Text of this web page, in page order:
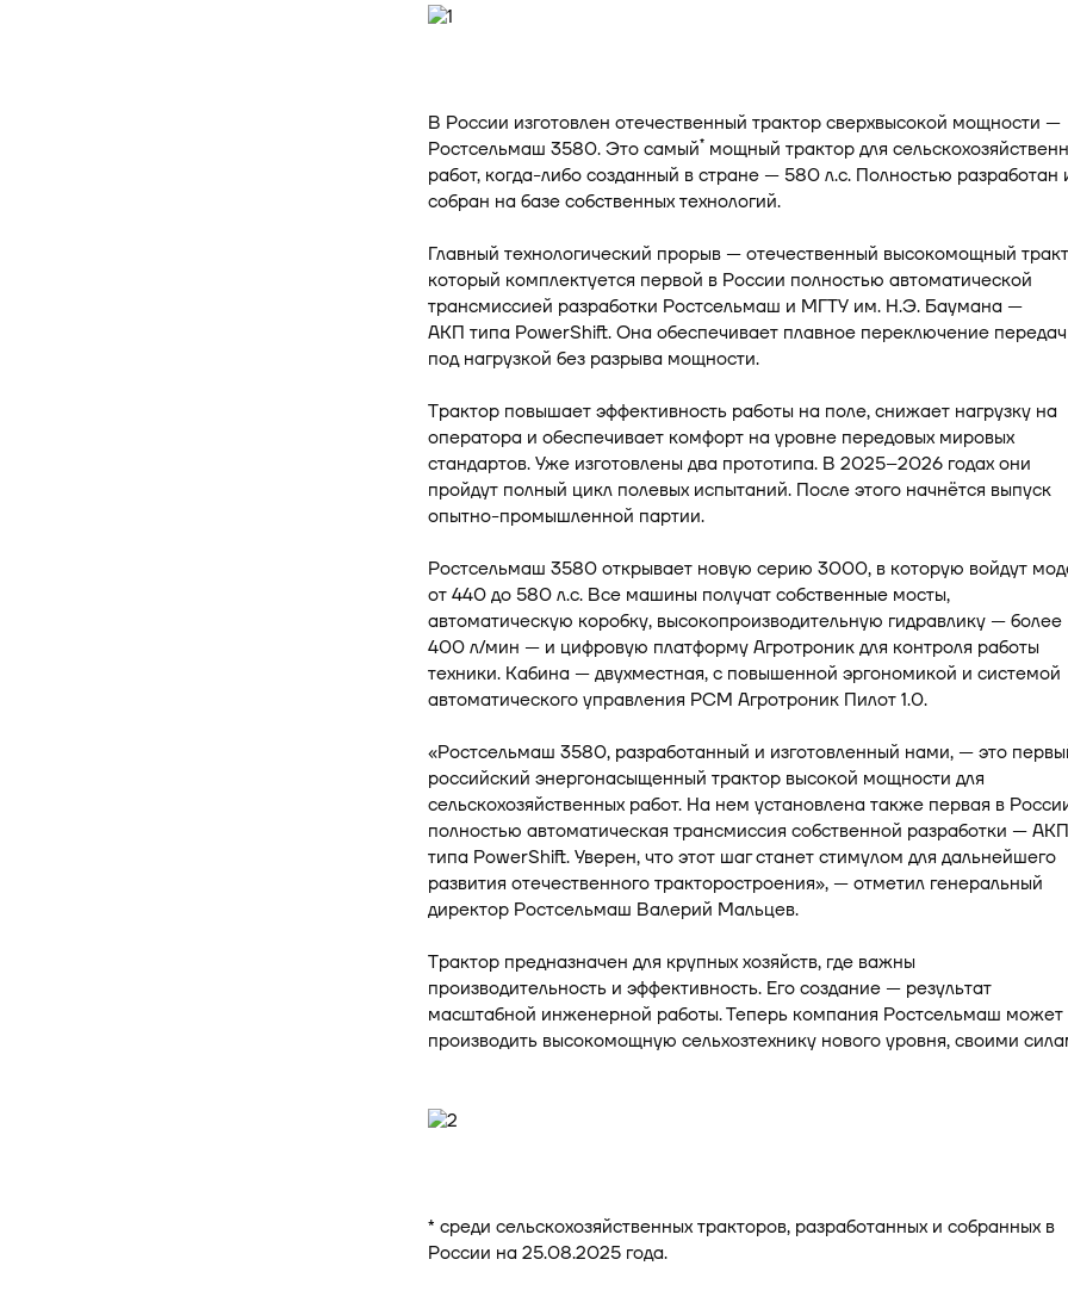
В России изготовлен отечественный трактор сверхвысокой мощности —
Ростсельмаш 3580. Это самый*мощный трактор для
работ, когда-либо созданный в стране — 580 л.с. Полностью разработан
собран на базе собственных технологий.
Главный технологический прорыв — отечественный высокомощный
который комплектуется первой в России полностью автоматической
трансмиссией разработки Ростсельмаш и МГТУ им. Н.Э. Баумана —
АКП типа PowerShift. Она обеспечивает плавное переключение передач
под нагрузкой без разрыва мощности.
Трактор повышает эффективность работы на поле, снижает нагрузку на
оператора и обеспечивает комфорт на уровне передовых мировых
стандартов. Уже изготовлены два прототипа. В 2025–2026 годах они
пройдут полный цикл полевых испытаний. После этого начнётся выпуск
опытно-промышленной партии.
Ростсельмаш 3580 открывает новую серию 3000, в которую войдут
от 440 до 580 л.с. Все машины получат собственные мосты,
автоматическую коробку, высокопроизводительную гидравлику — более
400 л/мин — и цифровую платформу Агротроник для контроля работы
техники. Кабина — двухместная, с повышенной эргономикой и системой
автоматического управления РСМ Агротроник Пилот 1.0.
«Ростсельмаш 3580, разработанный и изготовленный нами, — это
российский энергонасыщенный трактор высокой мощности для
сельскохозяйственных работ. На нем установлена также первая в
полностью автоматическая трансмиссия собственной разработки — АКП
типа PowerShift. Уверен, что этот шаг станет стимулом для дальнейшего
развития отечественного тракторостроения», — отметил генеральный
директор Ростсельмаш Валерий Мальцев.
Трактор предназначен для крупных хозяйств, где важны
производительность и эффективность. Его создание — результат
масштабной инженерной работы. Теперь компания Ростсельмаш может
производить высокомощную сельхозтехнику нового уровня, своими
* среди сельскохозяйственных тракторов, разработанных и собранных в
России на 25.08.2025 года.